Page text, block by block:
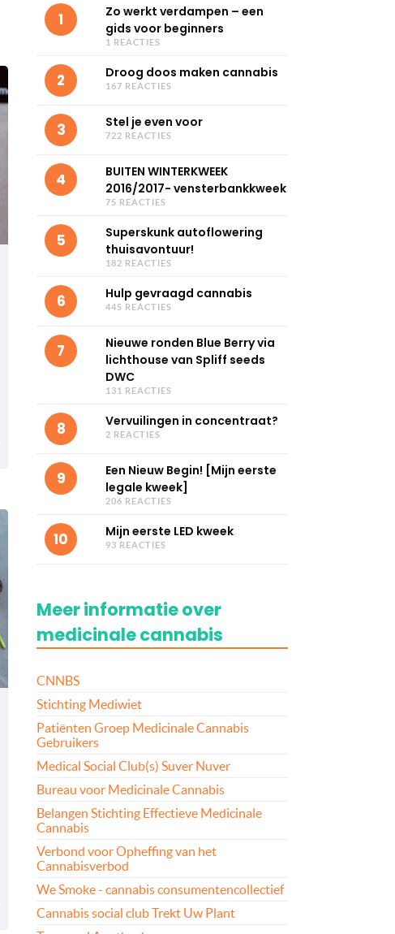
1
Zo werkt verdampen – een
gids voor beginners
1 REACTIES
2 Droog doos maken cannabis
167 REACTIES
3 Stel je even voor
722 REACTIES
4
BUITEN WINTERKWEEK
2016/2017- vensterbankkweek
75 REACTIES
5
Superskunk autoflowering
thuisavontuur!
182 REACTIES
6 Hulp gevraagd cannabis
445 REACTIES
7
Nieuwe ronden Blue Berry via
lichthouse van Spliff seeds
DWC
131 REACTIES
8 Vervuilingen in concentraat?
2 REACTIES
9
Een Nieuw Begin! [Mijn eerste
legale kweek]
206 REACTIES
10 Mijn eerste LED kweek
93 REACTIES
Meer informatie over
medicinale cannabis
CNNBS
Stichting Mediwiet
Patiënten Groep Medicinale Cannabis
Gebruikers
Medical Social Club(s) Suver Nuver
Bureau voor Medicinale Cannabis
Belangen Stichting Effectieve Medicinale
Cannabis
Verbond voor Opheffing van het
Cannabisverbod
We Smoke - cannabis consumentencollectief
Cannabis social club Trekt Uw Plant